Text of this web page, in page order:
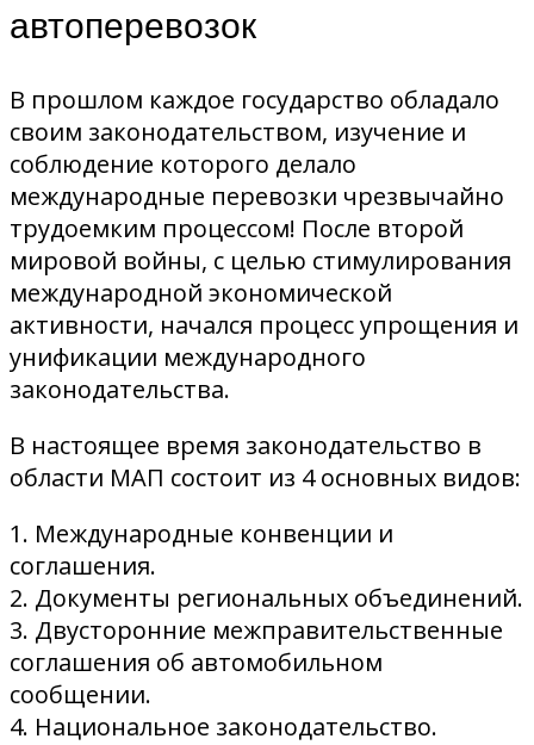
автоперевозок
В прошлом каждое государство обладало
своим законодательством, изучение и
соблюдение которого делало
международные перевозки чрезвычайно
трудоемким процессом! После второй
мировой войны, с целью стимулирования
международной экономической
активности, начался процесс упрощения и
унификации международного
законодательства.
В настоящее время законодательство в
области МАП состоит из 4 основных видов:
1. Международные конвенции и
соглашения.
2. Документы региональных объединений.
3. Двусторонние межправительственные
соглашения об автомобильном
сообщении.
4. Национальное законодательство.